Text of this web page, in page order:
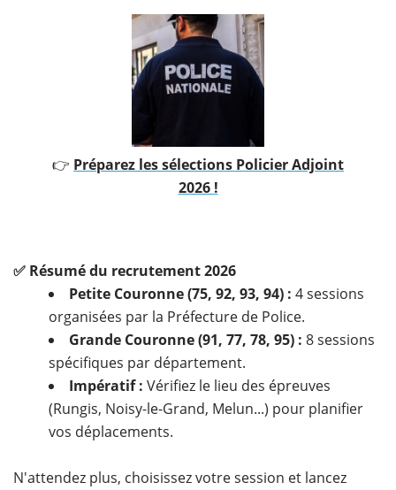
👉 Préparez les sélections Policier Adjoint
2026 !
✅ Résumé du recrutement 2026
Petite Couronne (75, 92, 93, 94) : 4 sessions
organisées par la Préfecture de Police.
Grande Couronne (91, 77, 78, 95) : 8 sessions
spécifiques par département.
Impératif : Vérifiez le lieu des épreuves
(Rungis, Noisy-le-Grand, Melun...) pour planifier
vos déplacements.
N'attendez plus, choisissez votre session et lancez